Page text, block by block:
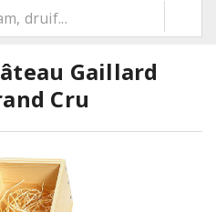
Gaillard
Cru